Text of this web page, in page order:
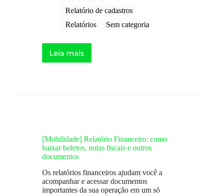
Relatório de cadastros​
Relatórios
Sem categoria
Leia mais
[Mobilidade] Relatório Financeiro: como
baixar boletos, notas fiscais e outros
documentos
Os relatórios financeiros ajudam você a
acompanhar e acessar documentos
importantes da sua operação em um só